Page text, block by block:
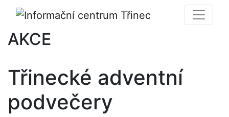
AKCE
Třinecké adventní
podvečery